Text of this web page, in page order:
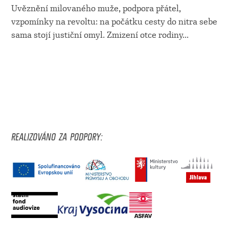
Uvěznění milovaného muže, podpora přátel,
vzpomínky na revoltu: na počátku cesty do nitra sebe
sama stojí justiční omyl. Zmizení otce rodiny...
REALIZOVÁNO ZA PODPORY: